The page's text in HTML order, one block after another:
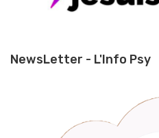
NewsLetter - L'Info Psy